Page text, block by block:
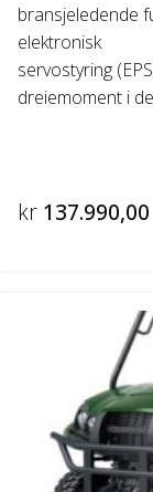
bransjeledende
elektronisk
servostyring
dreiemoment i
kr 137.990,00